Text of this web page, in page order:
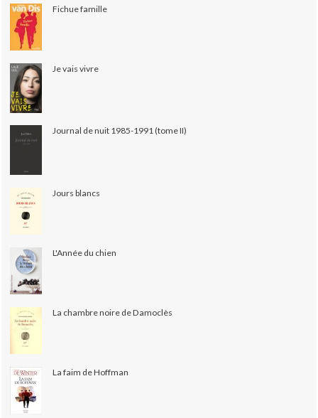
Fichue famille
Je vais vivre
Journal de nuit 1985-1991 (tome II)
Jours blancs
L'Année du chien
La chambre noire de Damoclès
La faim de Hoffman